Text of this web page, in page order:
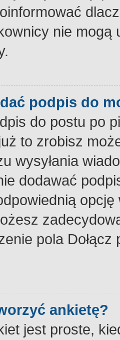
nie
podpis do
do postu po
to zrobisz
wysyłania
dodawać
pola
ankietę?
jest proste,